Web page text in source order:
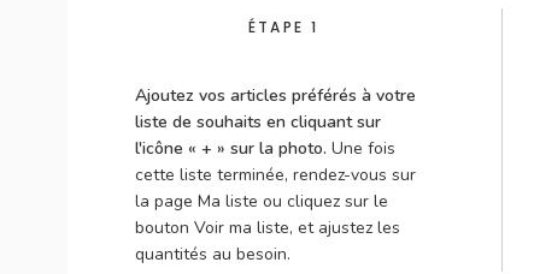
Ajoutez vos articles préférés à votre
liste de souhaits en cliquant sur
l'icône « + » sur la photo. Une fois
cette liste terminée, rendez-vous sur
la page Ma liste ou cliquez sur le
bouton Voir ma liste, et ajustez les
quantités au besoin.
ÉTAPE 1